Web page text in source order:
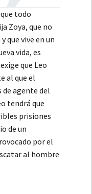
todo
Zoya, que no
que vive en un
vida, es
que Leo
al que el
agente del
tendrá que
prisiones
de un
por el
al hombre